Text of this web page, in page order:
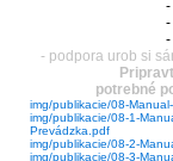
- na čo
- výpočet
- čo
- podpora urob si
potrebné
img/publikacie/08-
img/publikacie/08-1-
Prevádzka.pdf
img/publikacie/08-2-
img/publikacie/08-3-